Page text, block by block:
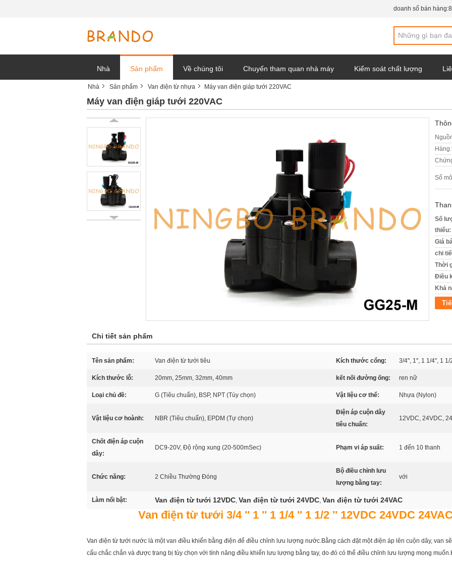
doanh số bán hàng:
Nhà Sản phẩm Về chúng tôi Chuyến tham quan nhà máy Kiểm soát chất lượng
tin tức công ty
Nhà Sản phẩm Van điện từ nhựa Máy van điện giáp tưới 220VAC
Máy van điện giáp tưới 220VAC
Hàng
Số
Số
thiểu:
Giá
chi
Thời
Điều
Khả
Chi tiết sản phẩm
Tên sản phẩm: Van điện từ tưới tiêu Kích thước cổng: 3/4'', 1'', 1 1/4'', 1 1/
Kích thước lỗ: 20mm, 25mm, 32mm, 40mm kết nối đường ống: ren nữ
Loại chủ đề: G (Tiêu chuẩn), BSP, NPT (Tùy chọn) Vật liệu cơ thể: Nhựa (Nylon)
Vật liệu cơ hoành: NBR (Tiêu chuẩn), EPDM (Tự chọn)
Điện áp cuộn dây
tiêu chuẩn:
12VDC, 24VDC,
Chốt điện áp cuộn
dây:
DC9-20V, Độ rộng xung (20-500mSec) Phạm vi áp suất: 1 đến 10 thanh
Chức năng: 2 Chiều Thường Đóng
Bộ điều chỉnh lưu
lượng bằng tay:
với
Làm nổi bật: Van điện từ tưới 12VDC, Van điện từ tưới 24VDC, Van điện từ tưới 24VAC
Van điện từ tưới 3/4 '' 1 '' 1 1/4 '' 1 1/2 '' 12VDC 24VDC
Van điện từ tưới nước là một van điều khiển bằng điện để điều chỉnh lưu lượng nước.Bằng cách đặt một điện áp lên cuộn dây, van
cấu chắc chắn và được trang bị tùy chọn với tính năng điều khiển lưu lượng bằng tay, do đó có thể điều chỉnh lưu lượng mong